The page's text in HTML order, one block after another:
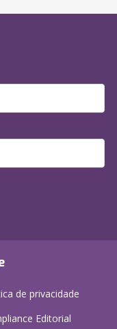
de privacidade
Editorial